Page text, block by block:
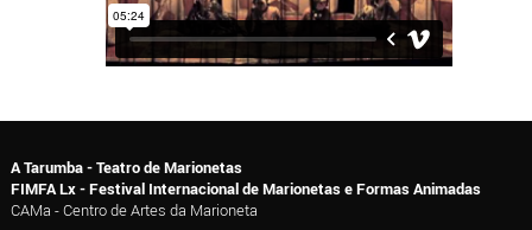
A Tarumba - Teatro de Marionetas
FIMFA Lx - Festival Internacional de Marionetas e Formas Animadas
CAMa - Centro de Artes da Marioneta